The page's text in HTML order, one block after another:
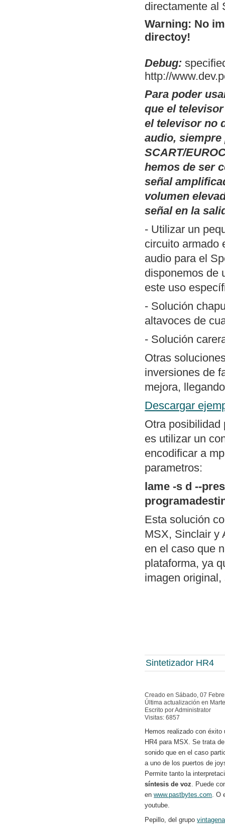
utilidad es la
compilación
operativos, a
OpenMSX
Linux de
selectores de
modelo de
plataformas
existen esos
Publicamos
(TSR)
monitor de
inversión del
que han
DOS y un
Publicamos
SciTE (Linux/
ZXSpectrum.
herramientas
desarrollar
Actualización
MP3". Incluye
forma
Nueva
aunque
menú al estilo
Mapa
directamente al
Warning: No
directoy!
Debug:
http://
Para poder
que el
el televisor no
audio,
SCART/
hemos de ser
señal
volumen
señal en la
- Utilizar un
circuito armado
audio para el
disponemos de
este uso
- Solución
altavoces de
- Solución
Otras
inversiones de
mejora,
Descargar
Otra posibilidad
es utilizar un
encodificar a
parametros:
lame -s d --
Esta solución
MSX, Sinclair y
en el caso que
plataforma, ya
imagen
Sintetizador HR4
Creado en Sábado, 07
Última actualización en
Escrito por Administrator
Visitas: 6857
Hemos realizado con
HR4 para MSX. Se trata
sonido que en el caso
a uno de los puertos de
Permite tanto la
síntesis de voz. Puede
enwww.pastbytes.com. O
youtube.
Pepillo, del grupo